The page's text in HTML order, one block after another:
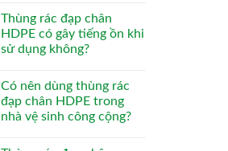
Thùng rác đạp chân
HDPE có gây tiếng ồn khi
sử dụng không?
Có nên dùng thùng rác
đạp chân HDPE trong
nhà vệ sinh công cộng?